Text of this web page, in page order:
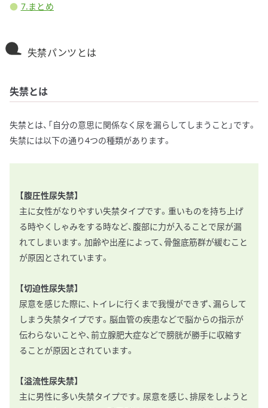
7.まとめ
失禁パンツとは
失禁とは
失禁とは、「自分の意思に関係なく尿を漏らしてしまうこと」です。
失禁には以下の通り4つの種類があります。
【腹圧性尿失禁】
主に女性がなりやすい失禁タイプです。重いものを持ち上げ
る時やくしゃみをする時など、腹部に力が入ることで尿が漏
れてしまいます。加齢や出産によって、骨盤底筋群が緩むこと
が原因とされています。
【切迫性尿失禁】
尿意を感じた際に、トイレに行くまで我慢ができず、漏らして
しまう失禁タイプです。脳血管の疾患などで脳からの指示が
伝わらないことや、前立腺肥大症などで膀胱が勝手に収縮す
ることが原因とされています。
【溢流性尿失禁】
主に男性に多い失禁タイプです。尿意を感じ、排尿をしようと